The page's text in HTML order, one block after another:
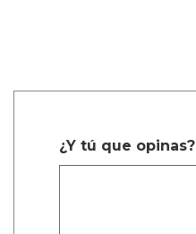
¿Y tú que opinas?